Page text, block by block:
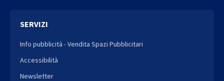
SERVIZI
Info pubblicità - Vendita Spazi Pubblicitari
Accessibilità
Newsletter